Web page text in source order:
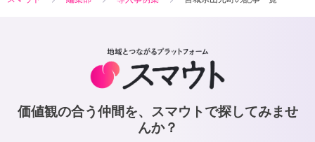
価値観の合う仲間を、スマウトで探してみませ
んか？